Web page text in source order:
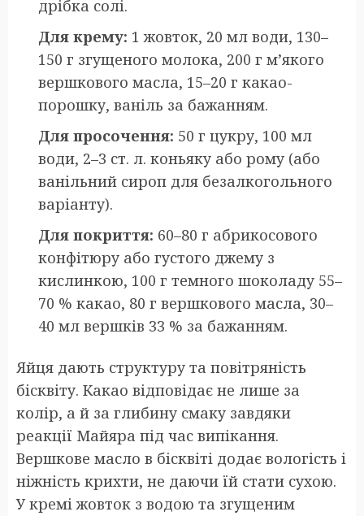
дрібка солі.
Для крему: 1 жовток, 20 мл води, 130–
150 г згущеного молока, 200 г м’якого
вершкового масла, 15–20 г какао-
порошку, ваніль за бажанням.
Для просочення: 50 г цукру, 100 мл
води, 2–3 ст. л. коньяку або рому (або
ванільний сироп для безалкогольного
варіанту).
Для покриття: 60–80 г абрикосового
конфітюру або густого джему з
кислинкою, 100 г темного шоколаду 55–
70 % какао, 80 г вершкового масла, 30–
40 мл вершків 33 % за бажанням.
Яйця дають структуру та повітряність
бісквіту. Какао відповідає не лише за
колір, а й за глибину смаку завдяки
реакції Майяра під час випікання.
Вершкове масло в бісквіті додає вологість і
ніжність крихти, не даючи їй стати сухою.
У кремі жовток з водою та згущеним